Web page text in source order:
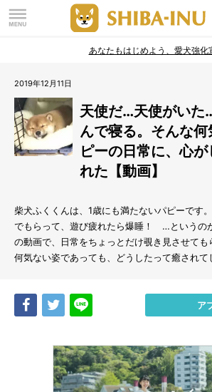
あなたもはじめよう、愛犬強化
2019年12月11日
天使だ…天使がいた
んで寝る。そんな
ピーの日常に、心
れた【動画】
柴犬ふくくんは、1歳にも満たないパピーです
でもらって、遊び疲れたら爆睡！ …というの
の動画で、日常をちょっとだけ覗き見させても
何気ない姿であっても、どうしたって癒されて
Share Tweet ア